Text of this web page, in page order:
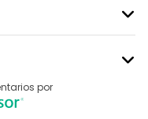
por